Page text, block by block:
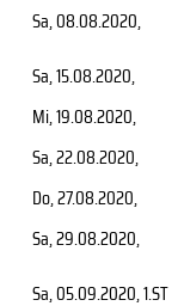
Sa, 08.08.2020,
Sa, 15.08.2020,
Mi, 19.08.2020,
Sa, 22.08.2020,
Do, 27.08.2020,
Sa, 29.08.2020,
Sa, 05.09.2020, 1.ST